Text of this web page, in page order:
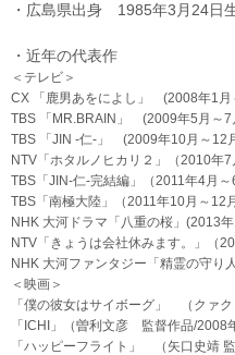
・広島県出身 1985年3月24日
・近年の代表作
＜テレビ＞
CX 「鹿男あをによし」 (2008年1月
TBS 「MR.BRAIN」 (2009年5月～7
TBS 「JIN -仁-」 (2009年10月～12
NTV「ホタルノヒカリ２」（2010年7
TBS「JIN-仁-完結編」（2011年4月～
TBS「南極大陸」（2011年10月～12
NHK 大河ドラマ「八重の桜」(2013
NTV「きょうは会社休みます。」（
NHK 大河ファンタジー「精霊の守り
＜映画＞
「僕の彼女はサイボーグ」 （クァ
「ICHI」（曽利文彦 監督作品/2008
「ハッピーフライト」 （矢口史靖